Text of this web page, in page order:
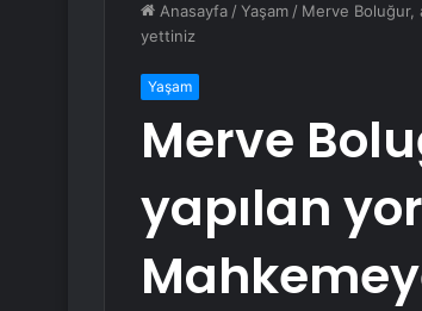
Anasayfa /Yaşam / Merve Boluğur,
yettiniz
Yaşam
Merve
yapılan